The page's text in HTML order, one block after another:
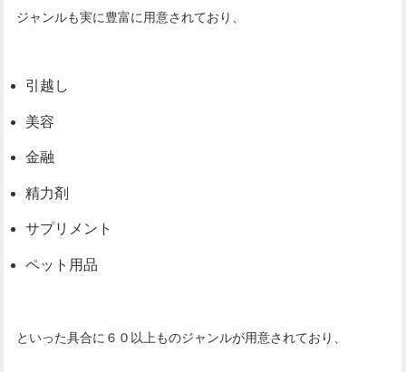
ジャンルも実に豊富に用意されており、
引越し
美容
金融
精力剤
サプリメント
ペット用品
といった具合に６０以上ものジャンルが用意されており、